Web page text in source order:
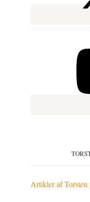
Artikler af Torsten